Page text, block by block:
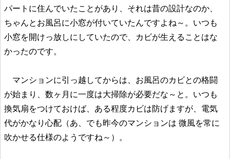
パートに住んでいたことがあり、それは昔の設計なのか、
ちゃんとお風呂に小窓が付いていたんですよね～。いつも
小窓を開けっ放しにしていたので、カビが生えることはな
かったのです。
マンションに引っ越してからは、お風呂のカビとの格闘
が始まり、数ヶ月に一度は大掃除が必要だな～と。いつも
換気扇をつけておけば、ある程度カビは防げますが、電気
代がかなり心配（あ、でも昨今のマンションは 微風を常に
吹かせる仕様のようですね～）。